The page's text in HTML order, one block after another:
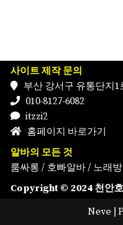
사이트 제작 문의
부산 강서구 유통단지1
010-8127-6082
itzzi2
홈페이지 바로가기
알바의 모든 것
룸싸롱 / 호빠알바/ 노래
Copyright © 2024 천안
Neve |